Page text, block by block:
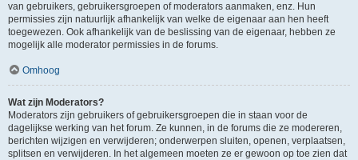
van gebruikers, gebruikersgroepen of moderators aanmaken, enz. Hun
permissies zijn natuurlijk afhankelijk van welke de eigenaar aan hen heeft
toegewezen. Ook afhankelijk van de beslissing van de eigenaar, hebben ze
mogelijk alle moderator permissies in de forums.
Omhoog
Wat zijn Moderators?
Moderators zijn gebruikers of gebruikersgroepen die in staan voor de
dagelijkse werking van het forum. Ze kunnen, in de forums die ze modereren,
berichten wijzigen en verwijderen; onderwerpen sluiten, openen, verplaatsen,
splitsen en verwijderen. In het algemeen moeten ze er gewoon op toe zien dat